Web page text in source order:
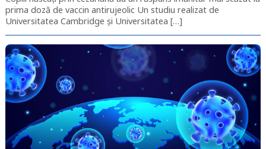
prima doză de vaccin antirujeolic Un studiu realizat de
Universitatea Cambridge și Universitatea […]